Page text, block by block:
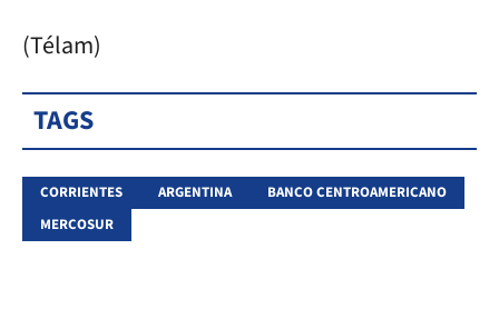
(Télam)
TAGS
CORRIENTES ARGENTINA
BANCO CENTROAMERICANO
MERCOSUR